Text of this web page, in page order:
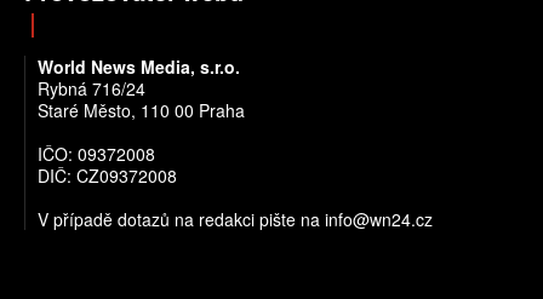
World News Media, s.r.o.
Rybná 716/24
Staré Město, 110 00 Praha
IČO: 09372008
DIČ: CZ09372008
V případě dotazů na redakci pište na info@wn24.cz